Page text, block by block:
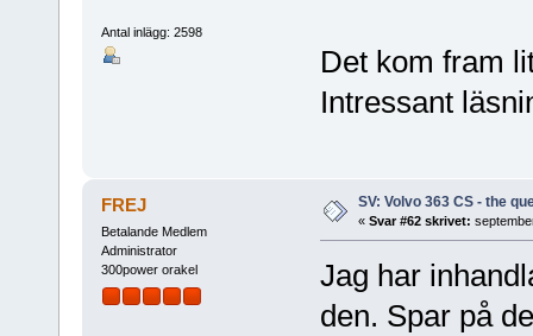
Antal inlägg: 2598
Det kom fram
Intressant
FREJ
Betalande Medlem
Administrator
300power orakel
SV: Volvo 363 CS - the
« Svar #62 skrivet:
Jag har
den. Spar på